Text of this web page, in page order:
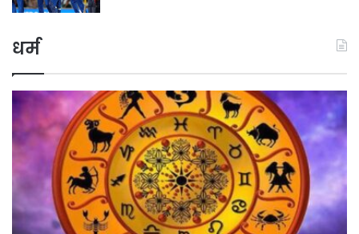
धर्म